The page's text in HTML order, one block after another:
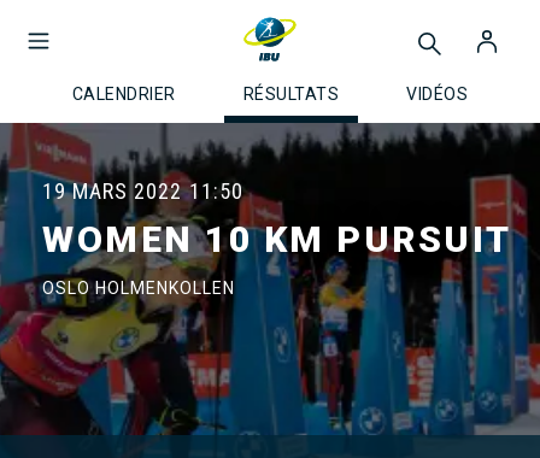
CALENDRIER RÉSULTATS VIDÉOS
19 MARS 2022 11:50
WOMEN 10 KM PURSUIT
OSLO HOLMENKOLLEN